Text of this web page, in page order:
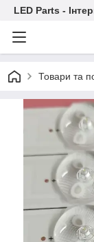
LED Parts -
Товари та